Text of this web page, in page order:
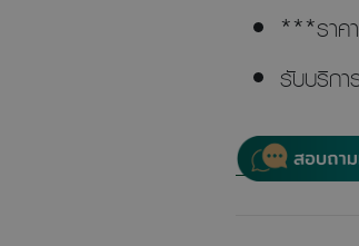
***ราค
รับบริก